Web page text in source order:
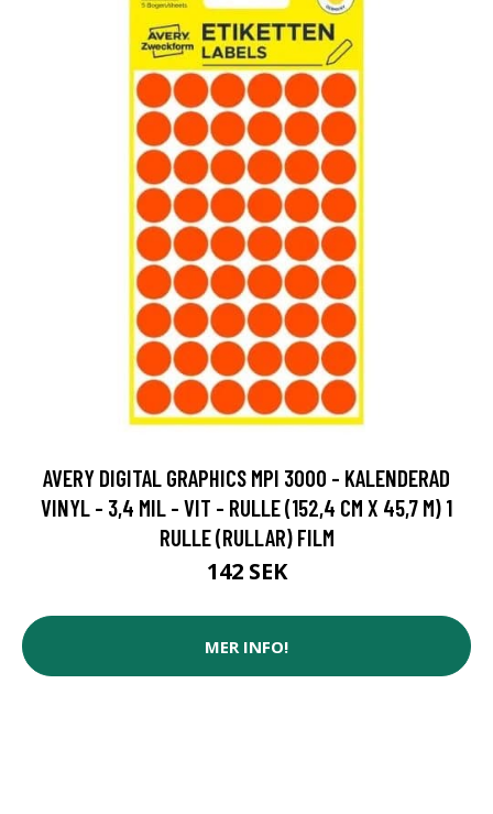
AVERY DIGITAL GRAPHICS MPI 3000 - KALENDERAD
VINYL - 3,4 MIL - VIT - RULLE (152,4 CM X 45,7 M) 1
RULLE (RULLAR) FILM
142 SEK
MER INFO!